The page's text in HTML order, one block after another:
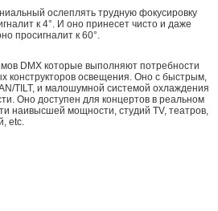
ослеплять трудную фокусировку
к 4°. И оно принесет чисто и даже
просигналит к 60°.
DMX которые выполняют потребности
конструкторов освещения. Оно с быстрым,
TILT, и малошумной системой охлаждения
Оно доступен для концертов в реальном
наивысшей мощности, студий TV, театров,
etc.